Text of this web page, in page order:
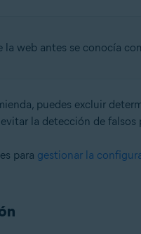
la web antes se conocía
puedes excluir
la detección de falsos
para gestionar la